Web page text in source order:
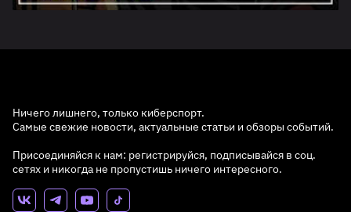
Ничего лишнего, только киберспорт.
Самые свежие новости, актуальные статьи и обзоры событий.
Присоединяйся к нам: регистрируйся, подписывайся в соц.
сетях и никогда не пропустишь ничего интересного.